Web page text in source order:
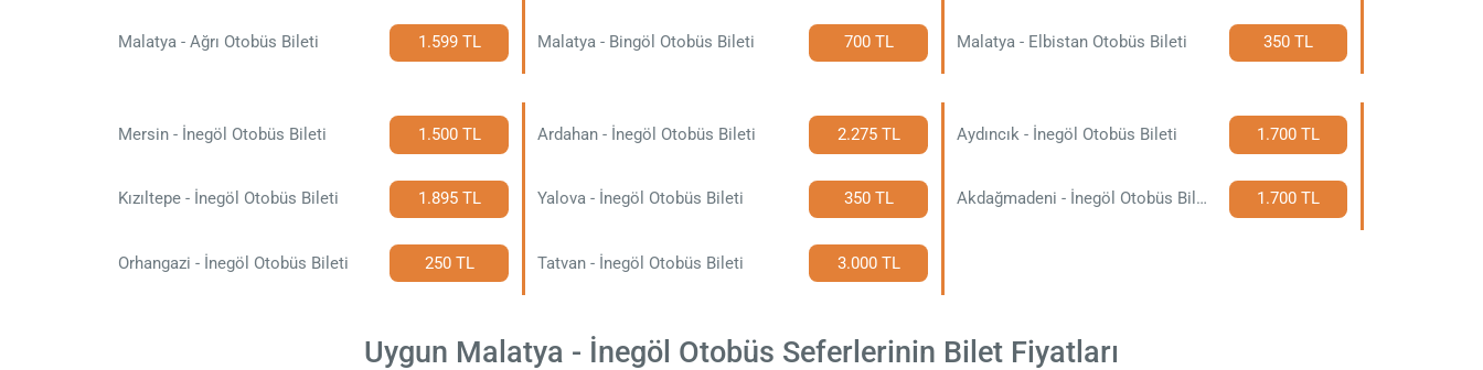
Malatya - Ağrı Otobüs Bileti 1.599 TL Malatya - Bingöl Otobüs Bileti 700 TL Malatya - Elbistan Otobüs Bileti 350 TL
Mersin - İnegöl Otobüs Bileti 1.500 TL Ardahan - İnegöl Otobüs Bileti 2.275 TL Aydıncık - İnegöl Otobüs Bileti 1.700 TL
Kızıltepe - İnegöl Otobüs Bileti 1.895 TL Yalova - İnegöl Otobüs Bileti 350 TL Akdağmadeni - İnegöl Otobüs Bileti 1.700 TL
Orhangazi - İnegöl Otobüs Bileti 250 TL Tatvan - İnegöl Otobüs Bileti 3.000 TL
Uygun Malatya - İnegöl Otobüs Seferlerinin Bilet Fiyatları